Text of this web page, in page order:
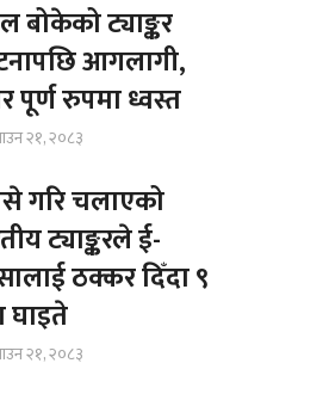
बोकेको ट्याङ्कर
आगलागी,
पूर्ण रुपमा ध्वस्त
२१, २०८३
गरि चलाएको
ट्याङ्करले ई-
ठक्कर दिँदा ९
घाइते
२१, २०८३